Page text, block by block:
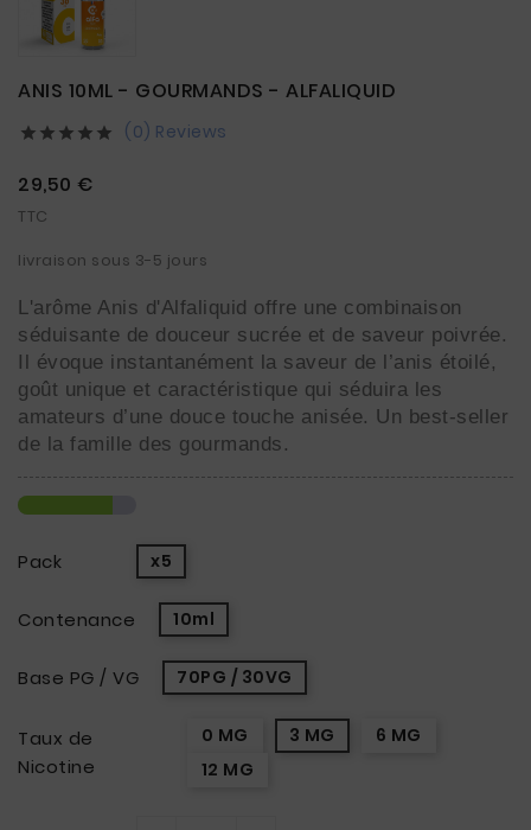
ANIS 10ML - GOURMANDS - ALFALIQUID
     (0) Reviews
29,50 €
TTC
livraison sous 3-5 jours
L'arôme Anis d'Alfaliquid offre une combinaison
séduisante de douceur sucrée et de saveur poivrée.
Il évoque instantanément la saveur de l’anis étoilé,
goût unique et caractéristique qui séduira les
amateurs d’une douce touche anisée. Un best-seller
de la famille des gourmands.
Pack x5
Contenance 10ml
Base PG / VG 70PG / 30VG
Taux de
Nicotine
0 MG 3 MG
6 MG
12 MG